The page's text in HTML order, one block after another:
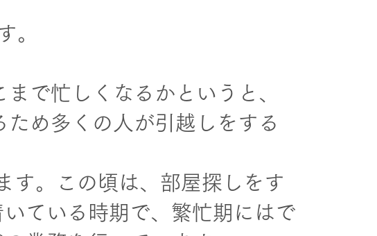
。
で忙しくなるかというと、
め多くの人が引越しをする
す。この頃は、部屋探しをす
ている時期で、繁忙期にはで